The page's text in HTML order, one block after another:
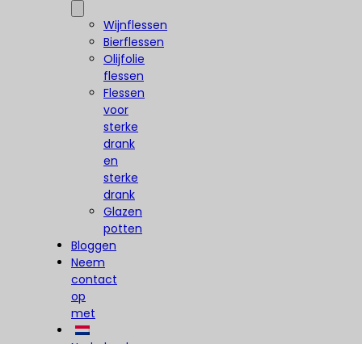
Wijnflessen
Bierflessen
Olijfolie
flessen
Flessen
voor
sterke
drank
en
sterke
drank
Glazen
potten
Bloggen
Neem
contact
op
met